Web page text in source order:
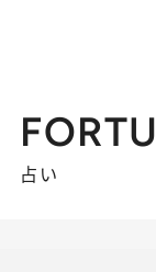
占い